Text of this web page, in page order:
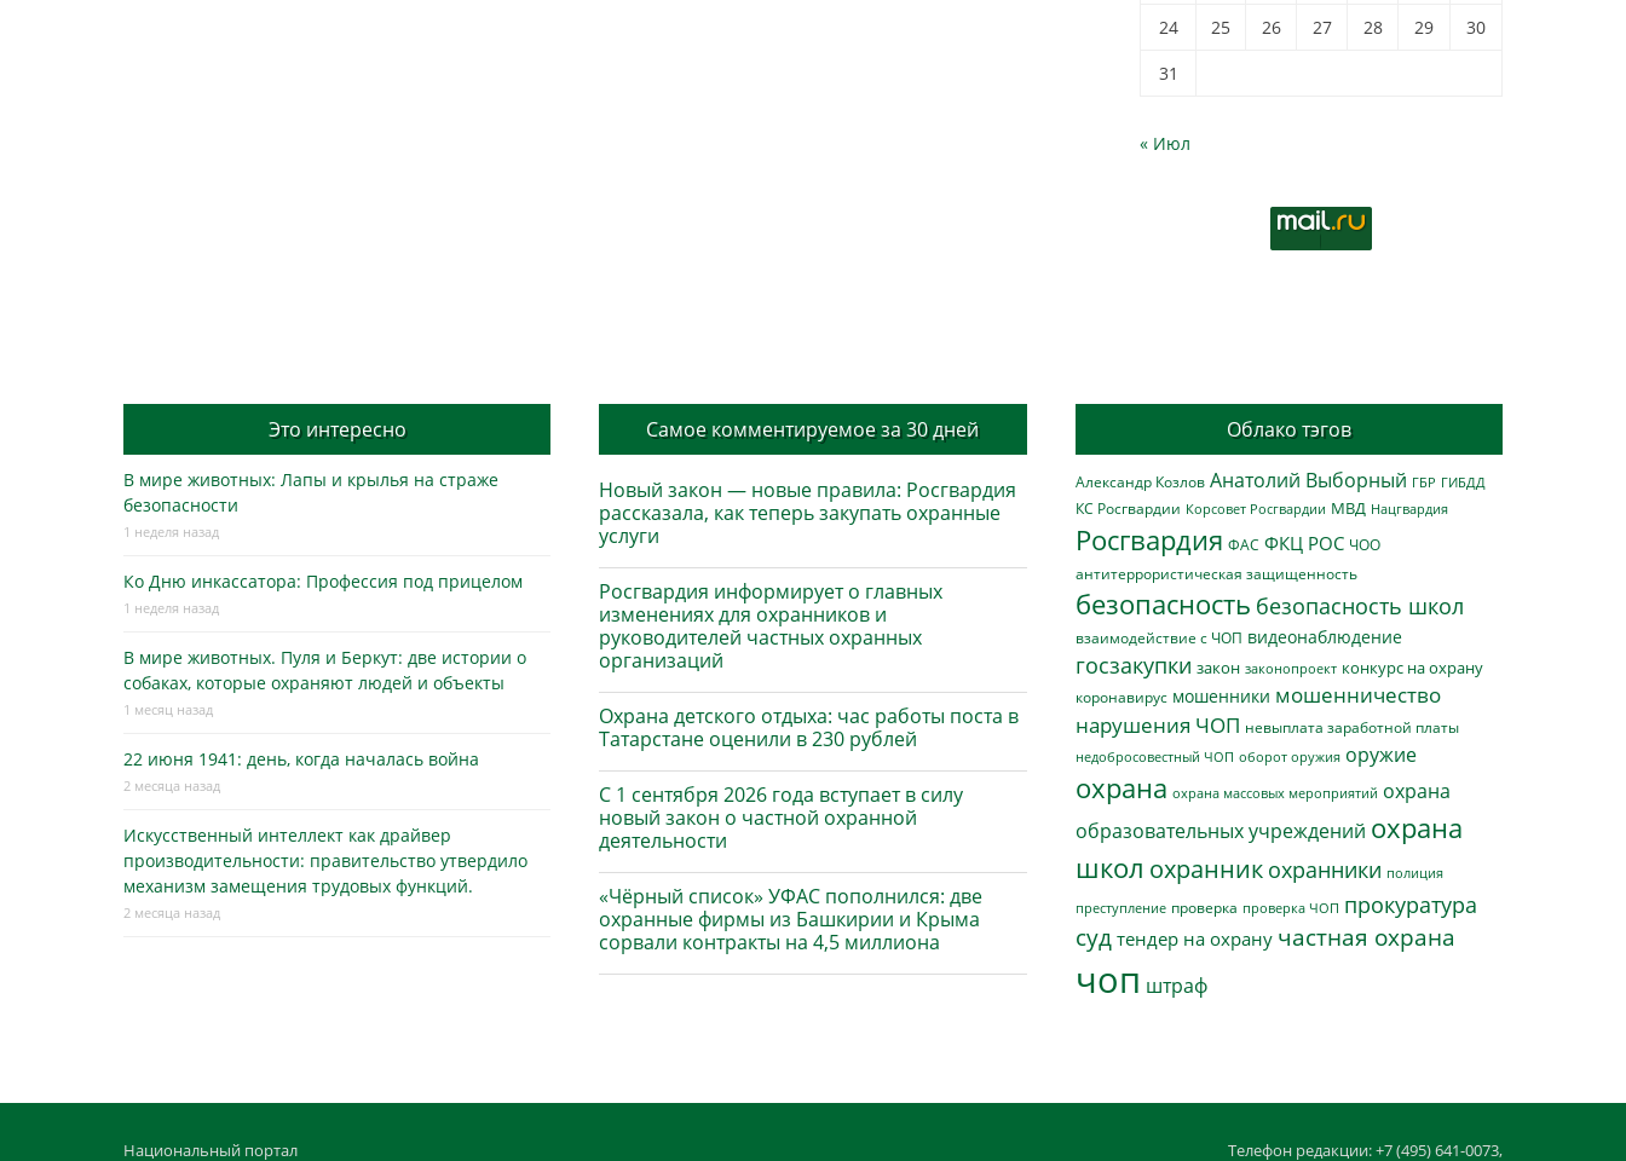
24
25 26 27 28 29
30
31
« Июл
Это интересно
В мире животных: Лапы и крылья на страже
безопасности
1 неделя назад
Ко Дню инкассатора: Профессия под прицелом
1 неделя назад
В мире животных. Пуля и Беркут: две истории о
собаках, которые охраняют людей и объекты
1 месяц назад
22 июня 1941: день, когда началась война
2 месяца назад
Искусственный интеллект как драйвер
производительности: правительство утвердило
механизм замещения трудовых функций.
2 месяца назад
Самое комментируемое за 30 дней
Новый закон — новые правила: Росгвардия
рассказала, как теперь закупать охранные
услуги
Росгвардия информирует о главных
изменениях для охранников и
руководителей частных охранных
организаций
Охрана детского отдыха: час работы поста в
Татарстане оценили в 230 рублей
С 1 сентября 2026 года вступает в силу
новый закон о частной охранной
деятельности
«Чёрный список» УФАС пополнился: две
охранные фирмы из Башкирии и Крыма
сорвали контракты на 4,5 миллиона
Облако тэгов
Александр Козлов Анатолий Выборный ГБР ГИБДД
КС Росгвардии Корсовет Росгвардии МВД Нацгвардия
Росгвардия ФАС ФКЦ РОС ЧОО
антитеррористическая защищенность
безопасность безопасность школ
взаимодействие с ЧОП видеонаблюдение
госзакупки закон законопроект конкурс на охрану
коронавирус мошенники мошенничество
нарушения ЧОП невыплата заработной платы
недобросовестный ЧОП оборот оружия оружие
охрана охрана массовых мероприятий охрана
образовательных учреждений охрана
школ охранник охранники полиция
преступление проверка проверка ЧОП прокуратура
суд тендер на охрану частная охрана
чоп штраф
Национальный портал Телефон редакции: +7 (495) 641-0073,